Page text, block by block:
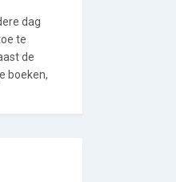
dag
te
de
boeken,